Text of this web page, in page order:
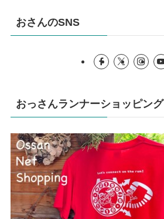
おさんのSNS
おっさんランナーショッピング